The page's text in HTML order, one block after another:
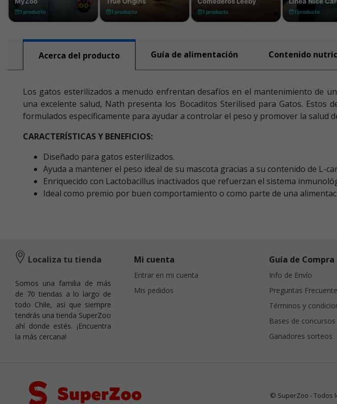
Acerca del producto Guía de alimentación Contenido
Los gatos esterilizados a menudo enfrentan desafíos en el mantenimiento de
una excelente salud, Nath presenta los Bocaditos Sterilised para Gatos.
formulados específicamente para ayudar a controlar el peso y promover la salud
CARACTERÍSTICAS Y BENEFICIOS:
Diseñado para gatos esterilizados.
Ayuda a mantener el peso ideal de su mascota gracias a su contenido de L-
Enriquecido con Lactobacillus inactivados que refuerzan el sistema
Ideal como premio por buen comportamiento o como parte de una
Localiza tu tienda
Somos una familia de más
de 70 tiendas a lo largo de
todo Chile, así que siempre
tendrás una tienda SuperZoo
ahí donde estés. ¡Encuentra
la más cercana!
Mi cuenta
Entrar en mi cuenta
Mis pedidos
Guía de Compra
Info de Envío
Preguntas
Términos y
Bases de concursos
Ganadores sorteos
© SuperZoo - Todos